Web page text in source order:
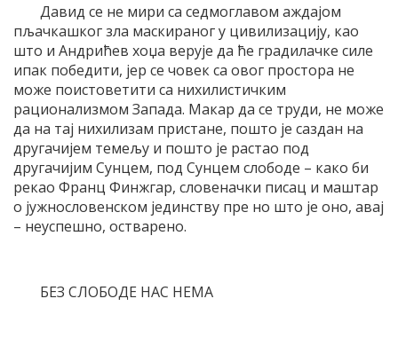
Давид се не мири са седмоглавом аждајом
пљачкашког зла маскираног у цивилизацију, као
што и Андрићев хоџа верује да ће градилачке силе
ипак победити, јер се човек са овог простора не
може поистоветити са нихилистичким
рационализмом Запада. Макар да се труди, не може
да на тај нихилизам пристане, пошто је саздан на
другачијем темељу и пошто је растао под
другачијим Сунцем, под Сунцем слободе – како би
рекао Франц Финжгар, словеначки писац и маштар
о јужнословенском јединству пре но што је оно, авај
– неуспешно, остварено.
БЕЗ СЛОБОДЕ НАС НЕМА